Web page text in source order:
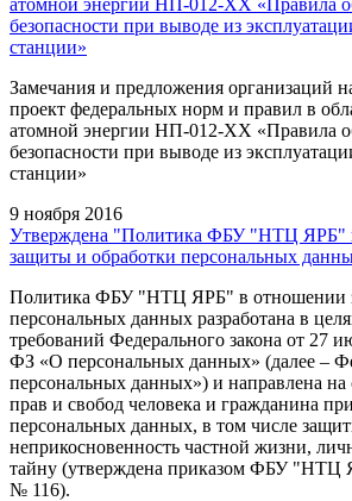
атомной энергии НП-012-ХХ «Правила
безопасности при выводе из
станции»
Замечания и предложения организаций
проект федеральных норм и правил в
атомной энергии НП-012-ХХ «Правила
безопасности при выводе из
станции»
9 ноября 2016
Утверждена "Политика ФБУ "НТЦ ЯРБ"
защиты и обработки персональных
Политика ФБУ "НТЦ ЯРБ" в отношении
персональных данных разработана в
требований Федерального закона от 27
ФЗ «О персональных данных» (далее –
персональных данных») и направлена
прав и свобод человека и гражданина
персональных данных, в том числе
неприкосновенность частной жизни,
тайну (утверждена приказом ФБУ "НТЦ
№ 116).